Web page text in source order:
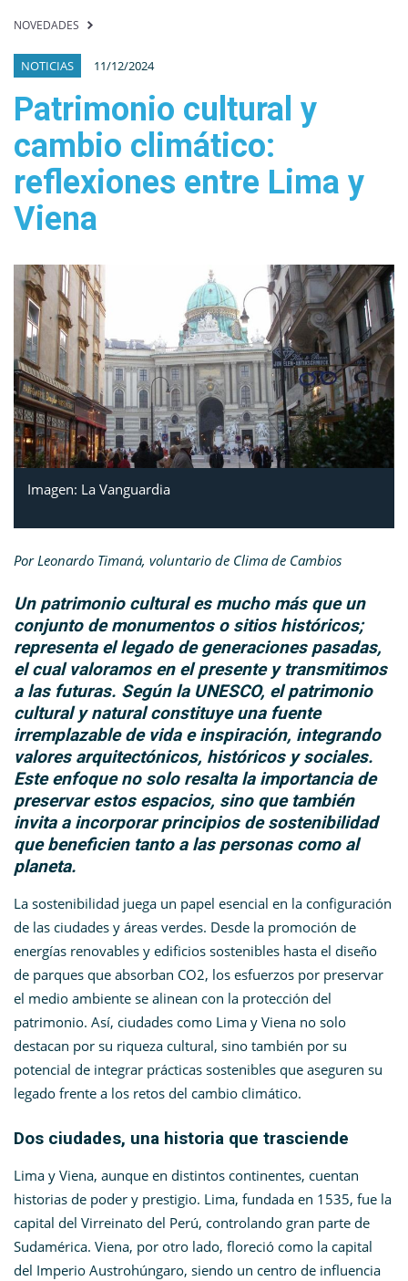
NOVEDADES
NOTICIAS 11/12/2024
Patrimonio cultural y
cambio climático:
reflexiones entre Lima y
Viena
Imagen: La Vanguardia
Por Leonardo Timaná, voluntario de Clima de Cambios
Un patrimonio cultural es mucho más que un
conjunto de monumentos o sitios históricos;
representa el legado de generaciones pasadas,
el cual valoramos en el presente y transmitimos
a las futuras. Según la UNESCO, el patrimonio
cultural y natural constituye una fuente
irremplazable de vida e inspiración, integrando
valores arquitectónicos, históricos y sociales.
Este enfoque no solo resalta la importancia de
preservar estos espacios, sino que también
invita a incorporar principios de sostenibilidad
que beneficien tanto a las personas como al
planeta.
La sostenibilidad juega un papel esencial en la configuración
de las ciudades y áreas verdes. Desde la promoción de
energías renovables y edificios sostenibles hasta el diseño
de parques que absorban CO2, los esfuerzos por preservar
el medio ambiente se alinean con la protección del
patrimonio. Así, ciudades como Lima y Viena no solo
destacan por su riqueza cultural, sino también por su
potencial de integrar prácticas sostenibles que aseguren su
legado frente a los retos del cambio climático.
Dos ciudades, una historia que trasciende
Lima y Viena, aunque en distintos continentes, cuentan
historias de poder y prestigio. Lima, fundada en 1535, fue la
capital del Virreinato del Perú, controlando gran parte de
Sudamérica. Viena, por otro lado, floreció como la capital
del Imperio Austrohúngaro, siendo un centro de influencia